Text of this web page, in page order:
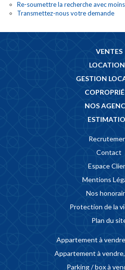
Re-soumettre la recherche avec
Transmettez-nous votre demande
VENTES
GESTION
NOS
Contact
Espace
Mentions
Nos
Protection de la
Plan du
Appartement à
Appartement à
Parking / box à